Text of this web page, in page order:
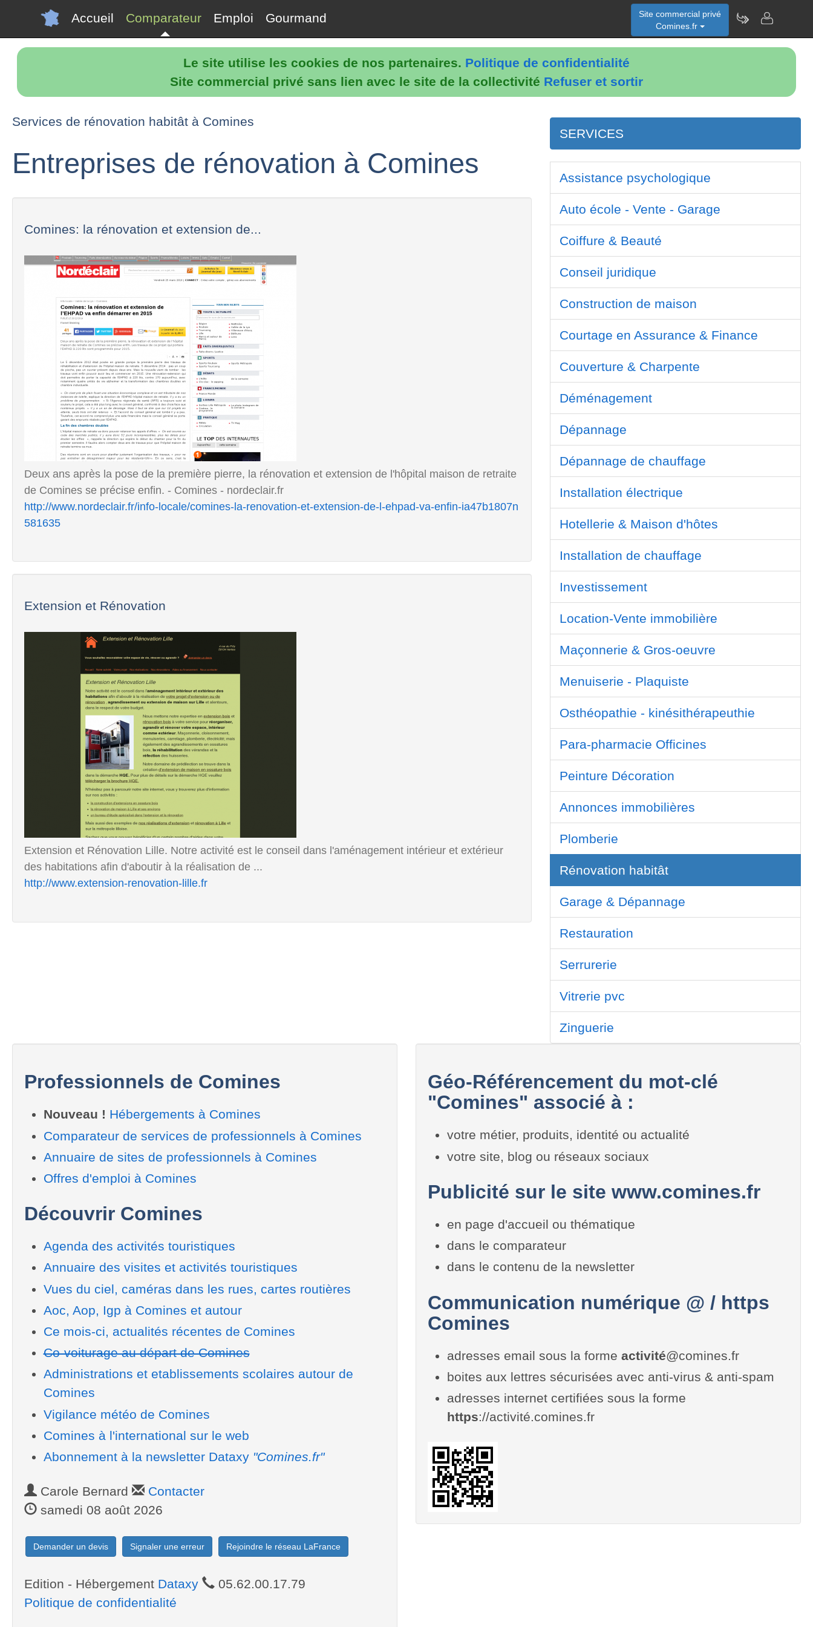
Le site utilise les cookies de nos partenaires. Politique de confidentialité
Site commercial privé sans lien avec le site de la collectivité Refuser et sortir
Accueil Comparateur Emploi Gourmand
Site commercial privé
Comines.fr
Services de rénovation habitât à Comines
Entreprises de rénovation à Comines
Comines: la rénovation et extension de...
Deux ans après la pose de la première pierre, la rénovation et extension de l'hôpital maison de retraite
de Comines se précise enfin. - Comines - nordeclair.fr
http://www.nordeclair.fr/info-locale/comines-la-renovation-et-extension-de-l-ehpad-va-enfin-ia47b1807n
581635
Extension et Rénovation
Extension et Rénovation Lille. Notre activité est le conseil dans l'aménagement intérieur et extérieur
des habitations afin d'aboutir à la réalisation de ...
http://www.extension-renovation-lille.fr
SERVICES
Assistance psychologique
Auto école - Vente - Garage
Coiffure & Beauté
Conseil juridique
Construction de maison
Courtage en Assurance & Finance
Couverture & Charpente
Déménagement
Dépannage
Dépannage de chauffage
Installation électrique
Hotellerie & Maison d'hôtes
Installation de chauffage
Investissement
Location-Vente immobilière
Maçonnerie & Gros-oeuvre
Menuiserie - Plaquiste
Osthéopathie - kinésithérapeuthie
Para-pharmacie Officines
Peinture Décoration
Annonces immobilières
Plomberie
Rénovation habitât
Garage & Dépannage
Restauration
Serrurerie
Vitrerie pvc
Zinguerie
Professionnels de Comines
Nouveau ! Hébergements à Comines
Comparateur de services de professionnels à Comines
Annuaire de sites de professionnels à Comines
Offres d'emploi à Comines
Découvrir Comines
Agenda des activités touristiques
Annuaire des visites et activités touristiques
Vues du ciel, caméras dans les rues, cartes routières
Aoc, Aop, Igp à Comines et autour
Ce mois-ci, actualités récentes de Comines
Co-voiturage au départ de Comines
Administrations et etablissements scolaires autour de
Comines
Vigilance météo de Comines
Comines à l'international sur le web
Abonnement à la newsletter Dataxy "Comines.fr"
Carole Bernard
Contacter
samedi 08 août 2026
Demander un devis Signaler une erreur Rejoindre le réseau LaFrance
Edition - Hébergement Dataxy
05.62.00.17.79
Politique de confidentialité
Géo-Référencement du mot-clé
"Comines" associé à :
votre métier, produits, identité ou actualité
votre site, blog ou réseaux sociaux
Publicité sur le site www.comines.fr
en page d'accueil ou thématique
dans le comparateur
dans le contenu de la newsletter
Communication numérique @ / https
Comines
adresses email sous la forme activité@comines.fr
boites aux lettres sécurisées avec anti-virus & anti-spam
adresses internet certifiées sous la forme
https://activité.comines.fr